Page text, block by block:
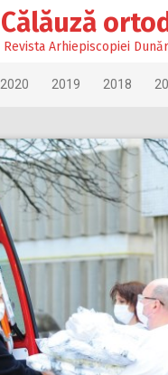
Călăuză
Revista Arhiepiscopiei
2020 2019 2018